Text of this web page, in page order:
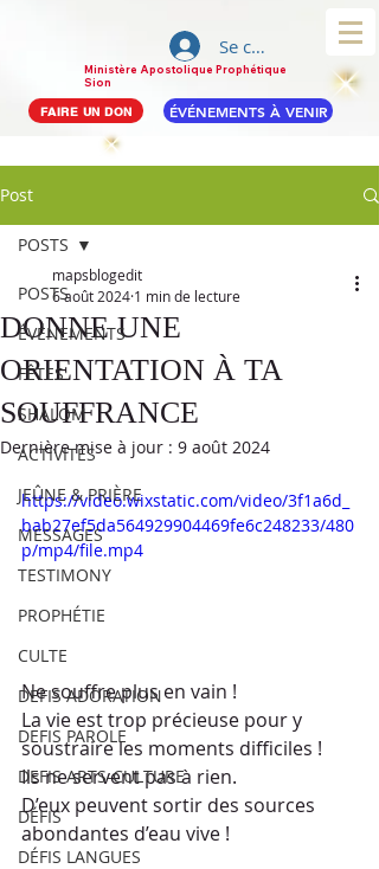
Ministère Apostolique Prophétique
Sion
Se connecter
FAIRE UN DON ÉVÉNEMENTS À VENIR
Post
POSTS
ÉVÉNEMENTS
FÊTES
SHALOM
ACTIVITÉS
JEÛNE & PRIÈRE
MESSAGES
TESTIMONY
PROPHÉTIE
CULTE
DEFIS ADORATION
DEFIS PAROLE
DEFIS ARTS-CULTURE
DÉFIS
DÉFIS LANGUES
POSTS
DONNE UNE
ORIENTATION À TA
SOUFFRANCE
mapsblogedit
6 août 2024 1 min de lecture
Dernière mise à jour : 9 août 2024
https://video.wixstatic.com/video/3f1a6d_
bab27ef5da564929904469fe6c248233/480
p/mp4/file.mp4
Ne souffre plus en vain !
La vie est trop précieuse pour y
soustraire les moments difficiles !
Ils ne servent pas à rien.
D’eux peuvent sortir des sources
abondantes d’eau vive !